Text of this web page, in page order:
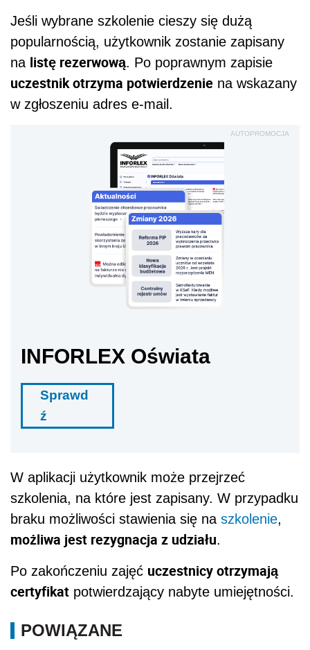
Jeśli wybrane szkolenie cieszy się dużą
popularnością, użytkownik zostanie zapisany
na listę rezerwową. Po poprawnym zapisie
uczestnik otrzyma potwierdzenie na wskazany
w zgłoszeniu adres e-mail.
AUTOPROMOCJA
INFORLEX Oświata
Sprawd
ź
W aplikacji użytkownik może przejrzeć
szkolenia, na które jest zapisany. W przypadku
braku możliwości stawienia się na szkolenie,
możliwa jest rezygnacja z udziału.
Po zakończeniu zajęć uczestnicy otrzymają
certyfikat potwierdzający nabyte umiejętności.
POWIĄZANE